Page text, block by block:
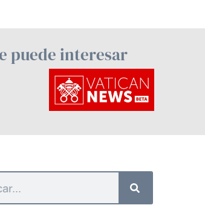
puede interesar